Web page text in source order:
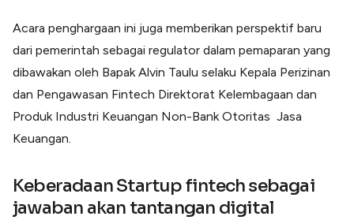
Acara penghargaan ini juga memberikan perspektif baru
dari pemerintah sebagai regulator dalam pemaparan yang
dibawakan oleh Bapak Alvin Taulu selaku Kepala Perizinan
dan Pengawasan Fintech Direktorat Kelembagaan dan
Produk Industri Keuangan Non-Bank Otoritas Jasa
Keuangan.
Keberadaan Startup fintech sebagai
jawaban akan tantangan digital